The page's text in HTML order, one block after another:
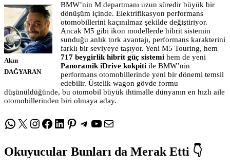
Akın
DAĞYARAN
BMW’nin M departmanı uzun süredir büyük bir
dönüşüm içinde. Elektrifikasyon performans
otomobillerini kaçınılmaz şekilde değiştiriyor.
Ancak M5 gibi ikon modellerde hibrit sistemin
sunduğu anlık tork avantajı, performans karakterini
farklı bir seviyeye taşıyor. Yeni M5 Touring, hem
717 beygirlik hibrit güç sistemi hem de yeni
Panoramik iDrive kokpiti ile BMW’nin
performans otomobillerinde yeni bir dönemi temsil
edebilir. Üstelik wagon gövde formu
düşünüldüğünde, bu otomobil büyük ihtimalle dünyanın en hızlı aile
otomobillerinden biri olmaya aday.
WhatsApp
X Instagram
Facebook
LinkedIn
Pinterest
Telegram
YouTube
E-posta
Okuyucular Bunları da Merak Etti 👇